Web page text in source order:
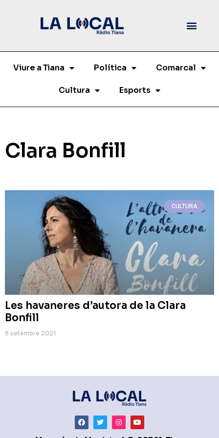
Viure a Tiana Política Comarcal
Cultura Esports
Clara Bonfill
CULTURA
Les havaneres d’autora de la Clara
Bonfill
8 setembre 2021